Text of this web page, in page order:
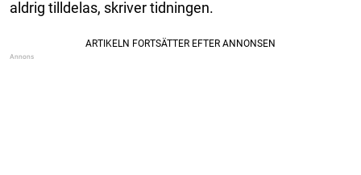
aldrig tilldelas, skriver tidningen.